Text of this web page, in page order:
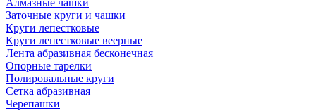
Алмазные чашки
Заточные круги и чашки
Круги лепестковые
Круги лепестковые веерные
Лента абразивная бесконечная
Опорные тарелки
Полировальные круги
Сетка абразивная
Черепашки